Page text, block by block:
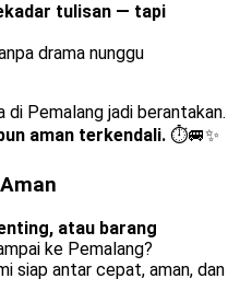
tulisan — tapi
drama nunggu
di Pemalang jadi berantakan.
aman terkendali. ⏱️🚐✨
atau barang
ke Pemalang?
siap antar cepat, aman, dan